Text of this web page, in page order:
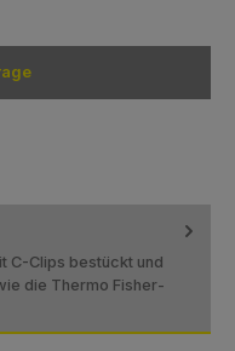
C-Clips bestückt und
die Thermo Fisher-